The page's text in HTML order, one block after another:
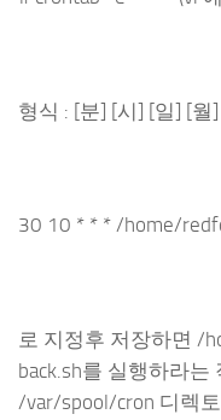
형식 : [분] [시] [일] [
30 10 * * * /home/
로 지정후 저장하면 /
back.sh를 실행하라는
/var/spool/cron 디렉